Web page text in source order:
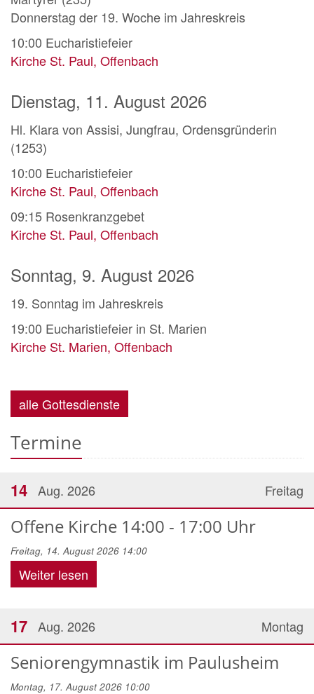
Donnerstag der 19. Woche im Jahreskreis
10:00 Eucharistiefeier
Kirche St. Paul, Offenbach
Dienstag, 11. August 2026
Hl. Klara von Assisi, Jungfrau, Ordensgründerin
(1253)
10:00 Eucharistiefeier
Kirche St. Paul, Offenbach
09:15 Rosenkranzgebet
Kirche St. Paul, Offenbach
Sonntag, 9. August 2026
19. Sonntag im Jahreskreis
19:00 Eucharistiefeier in St. Marien
Kirche St. Marien, Offenbach
alle Gottesdienste
Termine
Freitag
14 Aug. 2026
Offene Kirche 14:00 - 17:00 Uhr
Freitag, 14. August 2026 14:00
Weiter lesen
Montag
17 Aug. 2026
Seniorengymnastik im Paulusheim
Montag, 17. August 2026 10:00